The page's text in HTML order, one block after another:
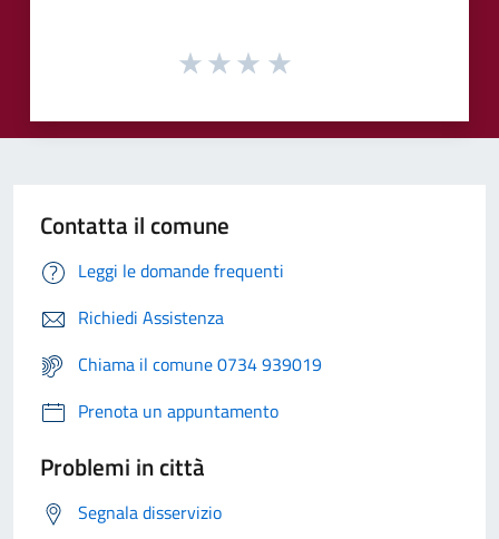
Contatta il comune
Leggi le domande frequenti
Richiedi Assistenza
Chiama il comune 0734 939019
Prenota un appuntamento
Problemi in città
Segnala disservizio